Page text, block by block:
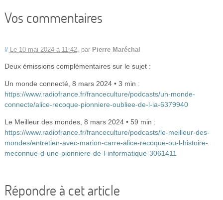
Vos commentaires
# Le 10 mai 2024 à 11:42, par Pierre Maréchal
Deux émissions complémentaires sur le sujet :
Un monde connecté, 8 mars 2024 • 3 min :
https://www.radiofrance.fr/franceculture/podcasts/un-monde-
connecte/alice-recoque-pionniere-oubliee-de-l-ia-6379940
Le Meilleur des mondes, 8 mars 2024 • 59 min :
https://www.radiofrance.fr/franceculture/podcasts/le-meilleur-des-
mondes/entretien-avec-marion-carre-alice-recoque-ou-l-histoire-
meconnue-d-une-pionniere-de-l-informatique-3061411
Répondre à cet article